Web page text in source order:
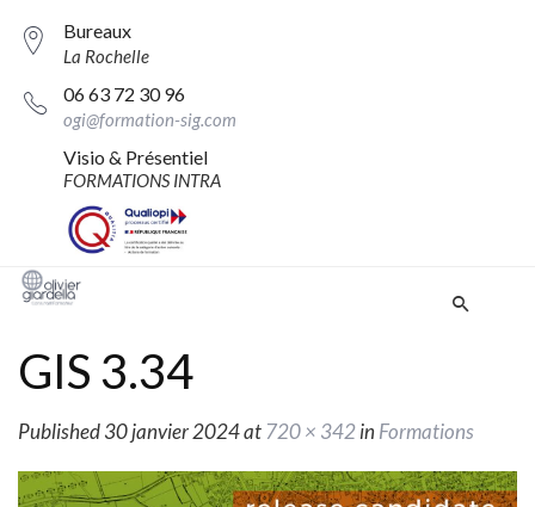
Bureaux
La Rochelle
06 63 72 30 96
ogi@formation-sig.com
Visio & Présentiel
FORMATIONS INTRA
GIS 3.34
Published30 janvier 2024at 720 × 342inFormations